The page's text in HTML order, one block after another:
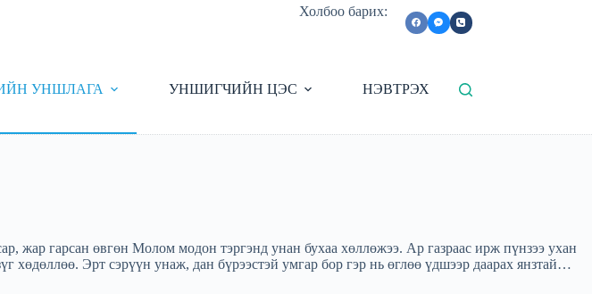
Холбоо барих:
УНШЛАГА УНШИГЧИЙН ЦЭС НЭВТРЭХ
гарсан өвгөн Молом модон тэргэнд унан бухаа хөллөжээ. Ар газраас ирж пүнзээ ухан
хөдөллөө. Эрт сэрүүн унаж, дан бүрээстэй умгар бор гэр нь өглөө үдшээр даарах янзтай…